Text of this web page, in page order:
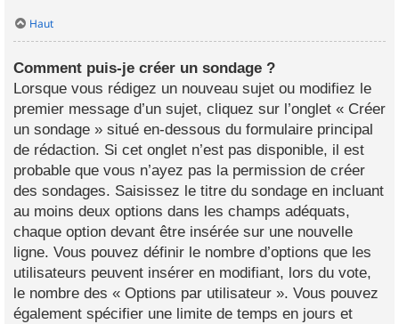
Haut
Comment puis-je créer un sondage ?
Lorsque vous rédigez un nouveau sujet ou modifiez le
premier message d’un sujet, cliquez sur l’onglet « Créer
un sondage » situé en-dessous du formulaire principal
de rédaction. Si cet onglet n’est pas disponible, il est
probable que vous n’ayez pas la permission de créer
des sondages. Saisissez le titre du sondage en incluant
au moins deux options dans les champs adéquats,
chaque option devant être insérée sur une nouvelle
ligne. Vous pouvez définir le nombre d’options que les
utilisateurs peuvent insérer en modifiant, lors du vote,
le nombre des « Options par utilisateur ». Vous pouvez
également spécifier une limite de temps en jours et